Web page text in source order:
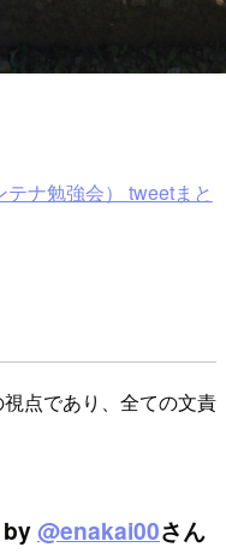
ナ勉強会） tweetまと
点であり、全ての文責
@enakai00さん